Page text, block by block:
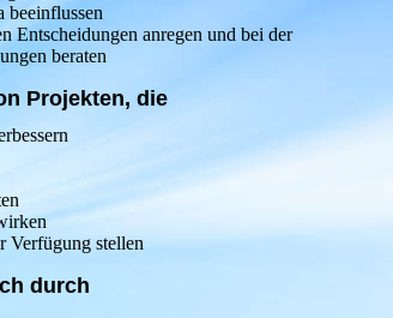
beeinflussen
Entscheidungen anregen und bei der
beraten
Projekten, die
Verfügung stellen
durch